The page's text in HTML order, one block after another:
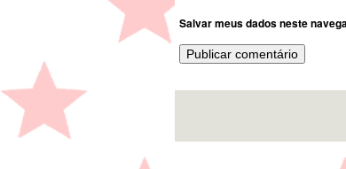
Salvar meus dados neste